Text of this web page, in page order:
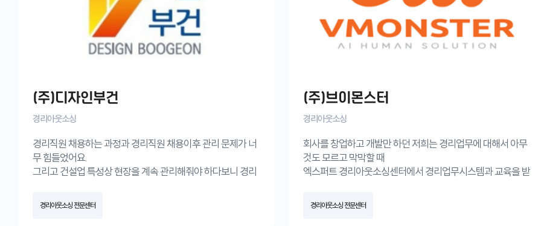
(주)디자인부건
경리아웃소싱
경리직원 채용하는 과정과 경리직원 채용이후 관리 문제가 너
무 힘들었어요.
그리고 건설업 특성상 현장을 계속 관리해줘야 하다보니 경리
그런데 엑스퍼트 경리아웃소싱서비스를 받고나서는 경리업무
경리아웃소싱 전문센터
(주)브이몬스터
경리아웃소싱
회사를 창업하고 개발만 하던 저희는 경리업무에 대해서 아무
것도 모르고 막막할 때
엑스퍼트 경리아웃소싱센터에서 경리업무시스템과 교육을 받
해졌습니다.
경리아웃소싱 전문센터